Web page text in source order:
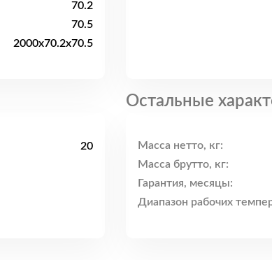
70.2
70.5
2000x70.2x70.5
20
Остальные
Масса нетто, кг:
Масса брутто, кг:
Гарантия, месяцы:
Диапазон рабочих